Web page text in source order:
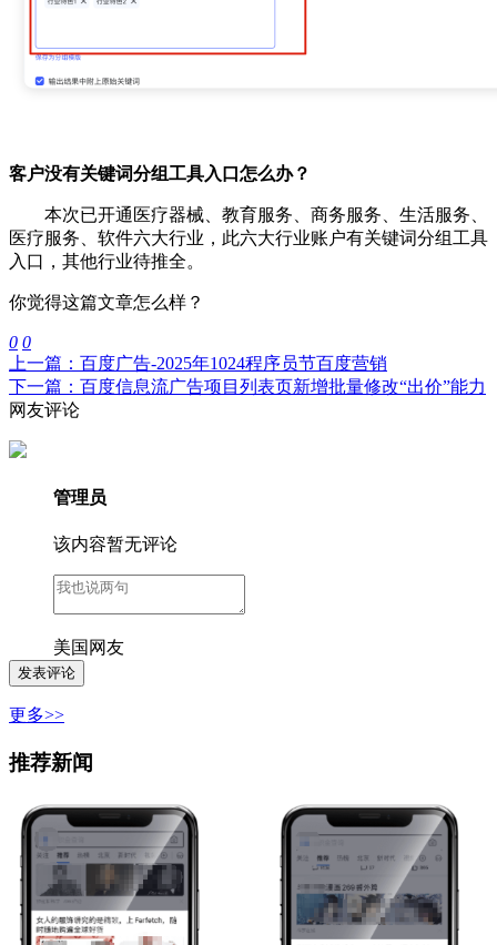
客户没有关键词分组工具入口怎么办？
本次已开通医疗器械、教育服务、商务服务、生活服务、
医疗服务、软件六大行业，此六大行业账户有关键词分组工具
入口，其他行业待推全。
你觉得这篇文章怎么样？
0 0
上一篇：百度广告-2025年1024程序员节百度营销
下一篇：百度信息流广告项目列表页新增批量修改“出价”能力
网友评论
管理员
该内容暂无评论
美国网友
更多>>
推荐新闻